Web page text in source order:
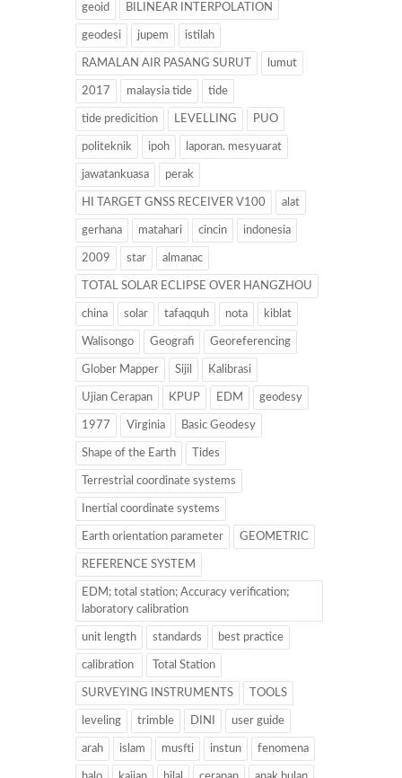
geoid BILINEAR INTERPOLATION
geodesi jupem istilah
RAMALAN AIR PASANG SURUT lumut
2017 malaysia tide tide
tide predicition LEVELLING PUO
politeknik ipoh laporan. mesyuarat
jawatankuasa perak
HI TARGET GNSS RECEIVER V100 alat
gerhana matahari cincin indonesia
2009 star almanac
TOTAL SOLAR ECLIPSE OVER HANGZHOU
china solar tafaqquh nota kiblat
Walisongo Geografi Georeferencing
Glober Mapper Sijil Kalibrasi
Ujian Cerapan KPUP EDM geodesy
1977 Virginia Basic Geodesy
Shape of the Earth Tides
Terrestrial coordinate systems
Inertial coordinate systems
Earth orientation parameter GEOMETRIC
REFERENCE SYSTEM
EDM; total station; Accuracy verification;
laboratory calibration
unit length standards best practice
calibration Total Station
SURVEYING INSTRUMENTS TOOLS
leveling trimble DINI user guide
arah islam musfti instun fenomena